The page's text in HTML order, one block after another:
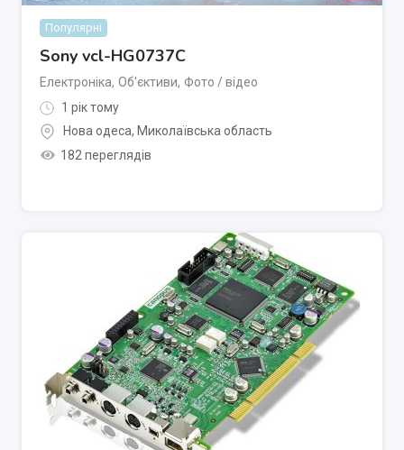
Популярні
Sony vcl-HG0737C
Електроніка, Об'єктиви, Фото / відео
1 рік тому
Нова одеса, Миколаївська область
182 переглядів